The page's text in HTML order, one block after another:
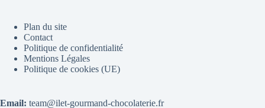
Plan du site
Contact
Politique de confidentialité
Mentions Légales
Politique de cookies (UE)
Email: team@ilet-gourmand-chocolaterie.fr